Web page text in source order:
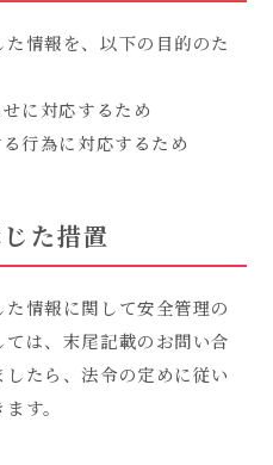
情報を、以下の目的のた
に対応するため
行為に対応するため
た措置
情報に関して安全管理の
は、末尾記載のお問い合
たら、法令の定めに従い
す。